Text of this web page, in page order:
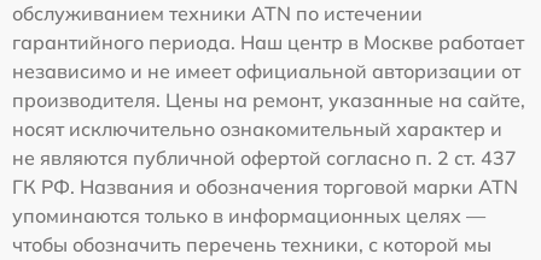
обслуживанием техники ATN по истечении
гарантийного периода. Наш центр в Москве работает
независимо и не имеет официальной авторизации от
производителя. Цены на ремонт, указанные на сайте,
носят исключительно ознакомительный характер и
не являются публичной офертой согласно п. 2 ст. 437
ГК РФ. Названия и обозначения торговой марки ATN
упоминаются только в информационных целях —
чтобы обозначить перечень техники, с которой мы